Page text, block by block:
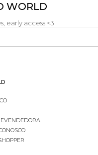
WORLD
early access <3